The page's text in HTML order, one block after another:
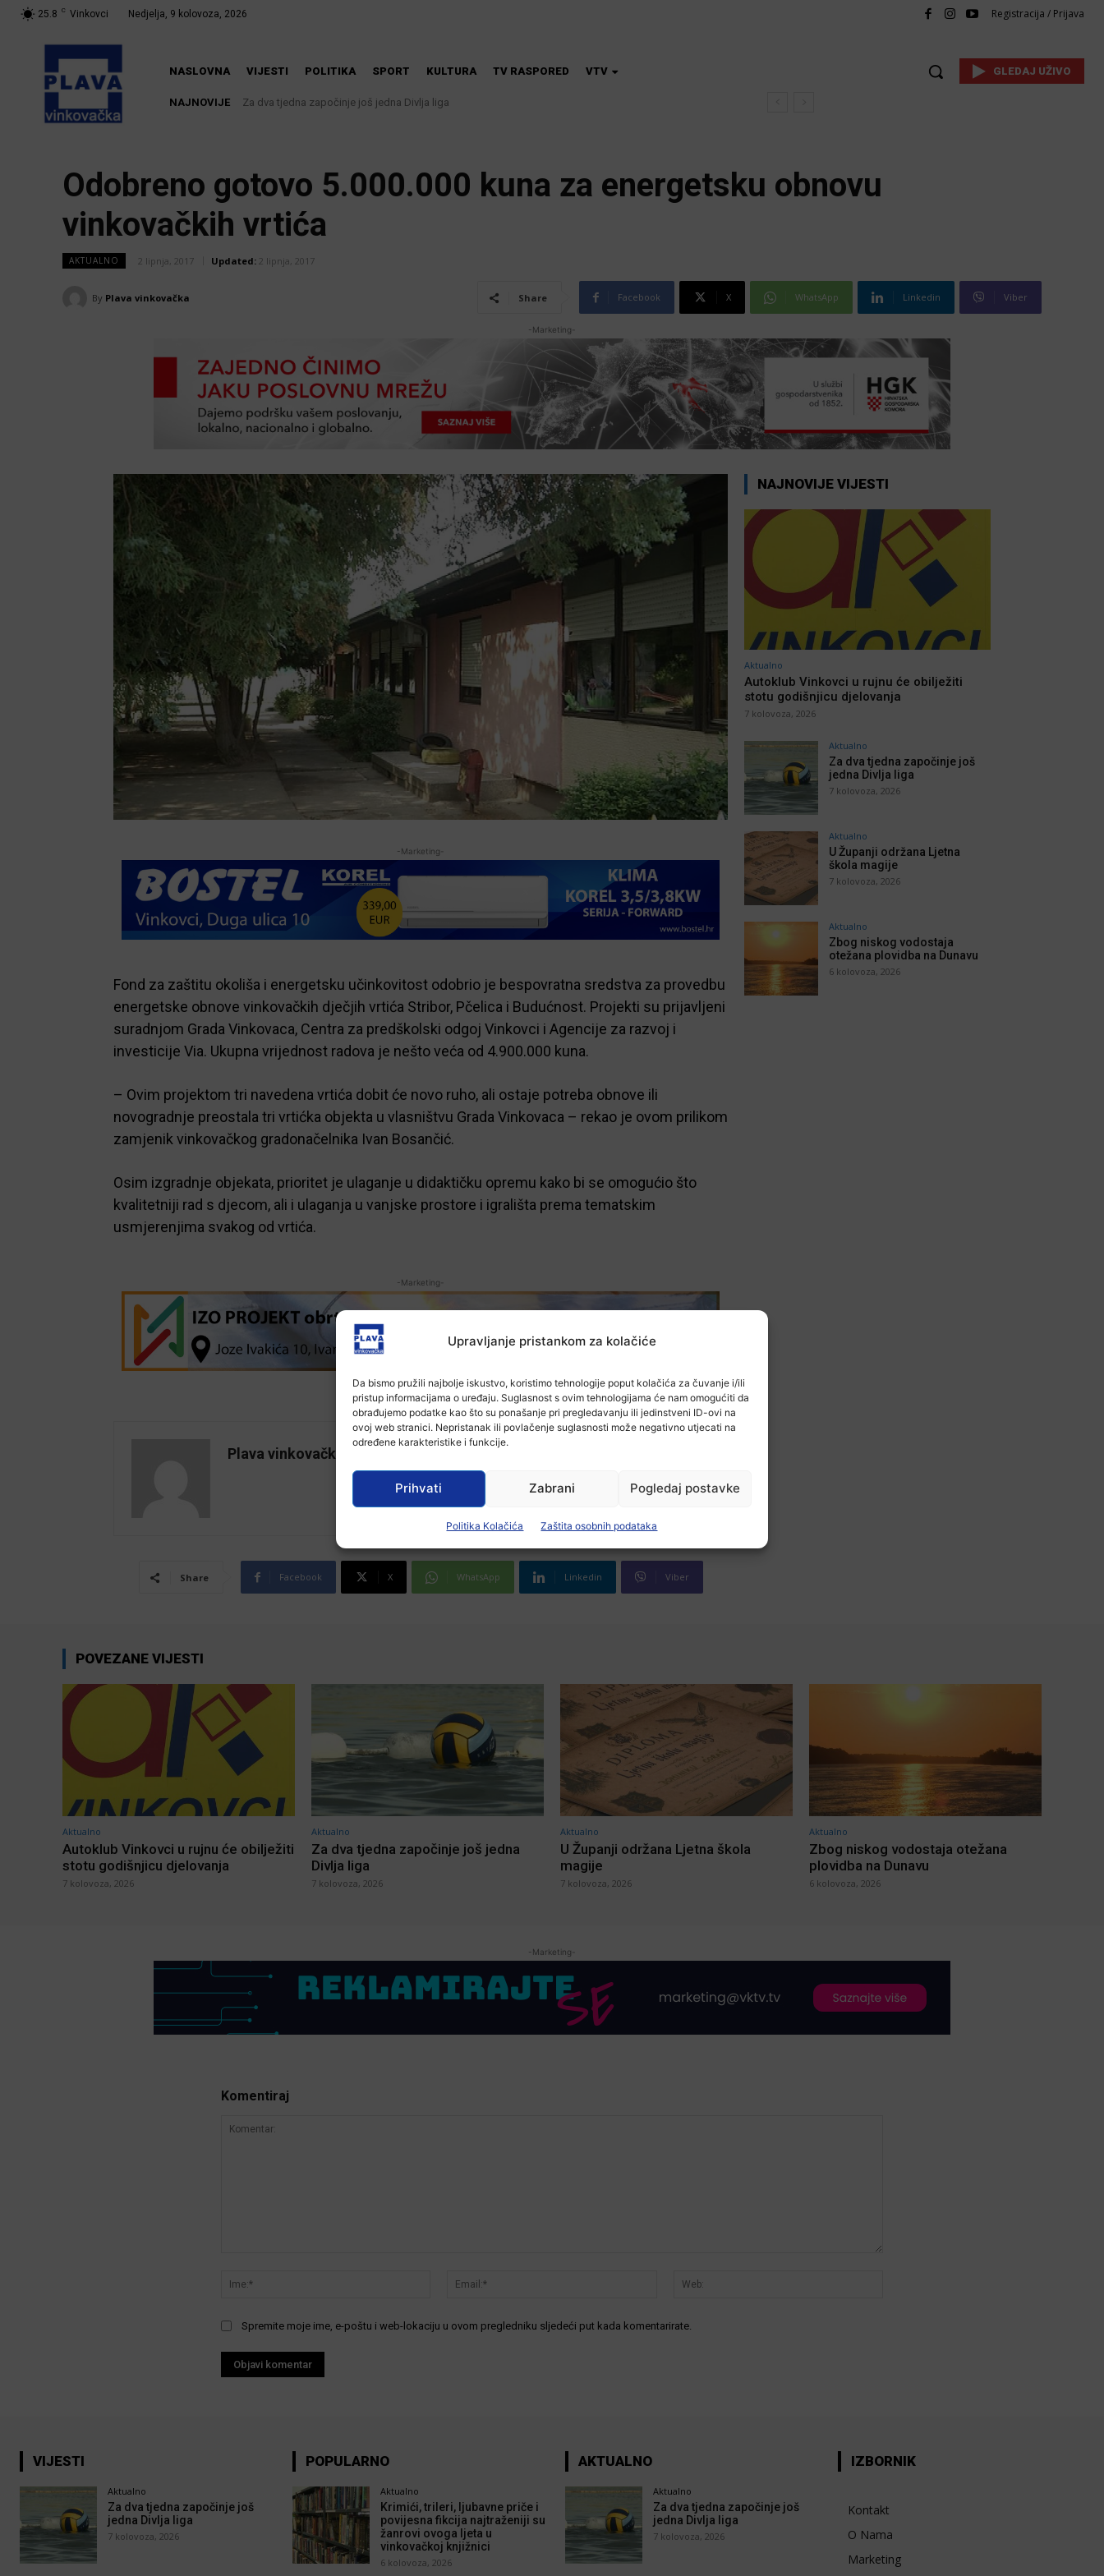
Upravljanje pristankom za kolačiće
Da bismo pružili najbolje iskustvo, koristimo tehnologije poput kolačića za čuvanje i/ili
pristup informacijama o uređaju. Suglasnost s ovim tehnologijama će nam omogućiti da
obrađujemo podatke kao što su ponašanje pri pregledavanju ili jedinstveni ID-ovi na
ovoj web stranici. Nepristanak ili povlačenje suglasnosti može negativno utjecati na
određene karakteristike i funkcije.
Prihvati Zabrani Pogledaj postavke
Politika Kolačića Zaštita osobnih podataka
Registracija / Prijava
25.8 C Vinkovci Nedjelja, 9 kolovoza, 2026
NASLOVNA VIJESTI POLITIKA SPORT KULTURA TV RASPORED VTV
NAJNOVIJE Za dva tjedna započinje još jedna Divlja liga
U Županji održana Ljetna škola magije
GLEDAJ UŽIVO
Odobreno gotovo 5.000.000 kuna za energetsku obnovu
vinkovačkih vrtića
AKTUALNO 2 lipnja, 2017 Updated: 2 lipnja, 2017
By Plava vinkovačka Share Facebook X WhatsApp Linkedin Viber
-Marketing-
-Marketing-
Fond za zaštitu okoliša i energetsku učinkovitost odobrio je bespovratna sredstva za provedbu
energetske obnove vinkovačkih dječjih vrtića Stribor, Pčelica i Budućnost. Projekti su prijavljeni
suradnjom Grada Vinkovaca, Centra za predškolski odgoj Vinkovci i Agencije za razvoj i
investicije Via. Ukupna vrijednost radova je nešto veća od 4.900.000 kuna.
– Ovim projektom tri navedena vrtića dobit će novo ruho, ali ostaje potreba obnove ili
novogradnje preostala tri vrtićka objekta u vlasništvu Grada Vinkovaca – rekao je ovom prilikom
zamjenik vinkovačkog gradonačelnika Ivan Bosančić.
Osim izgradnje objekata, prioritet je ulaganje u didaktičku opremu kako bi se omogućio što
kvalitetniji rad s djecom, ali i ulaganja u vanjske prostore i igrališta prema tematskim
usmjerenjima svakog od vrtića.
-Marketing-
Plava vinkovačka
Share Facebook X WhatsApp Linkedin Viber
NAJNOVIJE VIJESTI
Aktualno
Autoklub Vinkovci u rujnu će obilježiti
stotu godišnjicu djelovanja
7 kolovoza, 2026
Aktualno
Za dva tjedna započinje još
jedna Divlja liga
7 kolovoza, 2026
Aktualno
U Županji održana Ljetna
škola magije
7 kolovoza, 2026
Aktualno
Zbog niskog vodostaja
otežana plovidba na Dunavu
6 kolovoza, 2026
POVEZANE VIJESTI
Aktualno
Autoklub Vinkovci u rujnu će obilježiti
stotu godišnjicu djelovanja
7 kolovoza, 2026
Aktualno
Za dva tjedna započinje još jedna
Divlja liga
7 kolovoza, 2026
Aktualno
U Županji održana Ljetna škola
magije
7 kolovoza, 2026
Aktualno
Zbog niskog vodostaja otežana
plovidba na Dunavu
6 kolovoza, 2026
-Marketing-
Komentiraj
Ime:*
Email:*
Spremite moje ime, e-poštu i web-lokaciju u ovom pregledniku sljedeći put kada komentarirate.
VIJESTI
Aktualno
Za dva tjedna započinje još
jedna Divlja liga
7 kolovoza, 2026
POPULARNO
Aktualno
Krimići, trileri, ljubavne priče i
povijesna fikcija najtraženiji su
žanrovi ovoga ljeta u
vinkovačkoj knjižnici
6 kolovoza, 2026
AKTUALNO
Aktualno
Za dva tjedna započinje još
jedna Divlja liga
7 kolovoza, 2026
IZBORNIK
Kontakt
O Nama
Marketing